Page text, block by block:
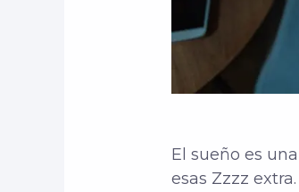
El sueño es
esas Zzzz extra.